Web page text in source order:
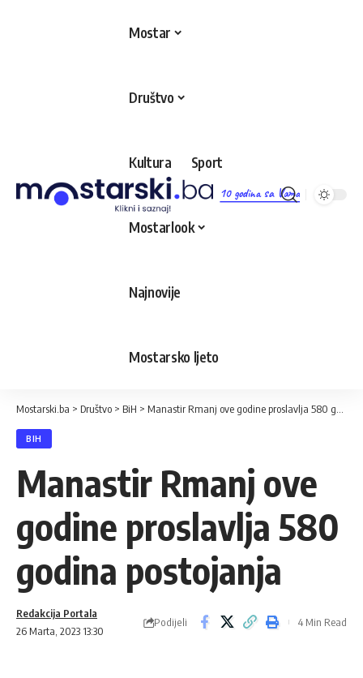
10 godina sa Vama
Mostar
Društvo
Kultura Sport
Mostarlook
Najnovije
Mostarsko ljeto
Mostarski.ba > Društvo > BiH > Manastir Rmanj ove godine proslavlja 580 godina postojanja
BIH
Manastir Rmanj ove
godine proslavlja 580
godina postojanja
26 Marta, 2023 13:30
Redakcija Portala
Podijeli 4 Min Read